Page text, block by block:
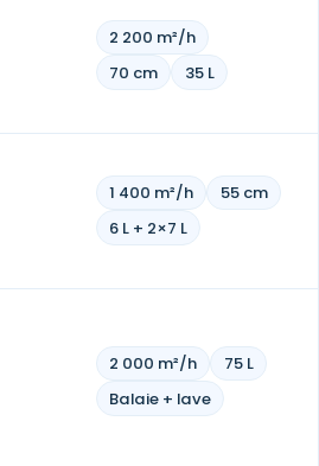
2 200 m²/h
70 cm
35 L
1 400 m²/h
55 cm
6 L + 2×7 L
2 000 m²/h
75 L
Balaie + lave